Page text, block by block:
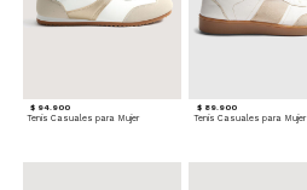
$ 94.900
Tenis Casuales para Mujer
$ 89.900
Tenis Casuales para Mujer